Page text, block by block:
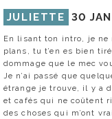
JULIETTE 30
En lisant ton intro, je ne
plans, tu t’en es bien
dommage que le mec
Je n’ai passé que
étrange je trouve, il y a
et cafés qui ne coûtent
des choses qui m’ont